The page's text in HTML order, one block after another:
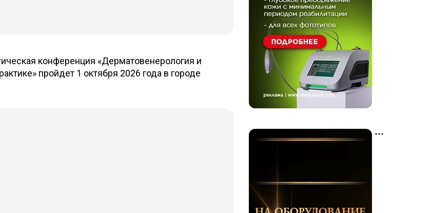
конференция «Дерматовенерология и
пройдет 1 октября 2026 года в городе